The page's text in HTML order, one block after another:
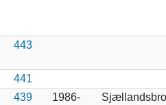
443
441
439
1986-